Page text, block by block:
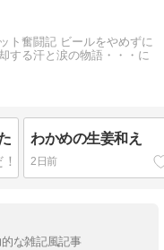
ト奮闘記 ビールをやめずに
する汗と涙の物語・・・に
わかめの生姜和え
2日前
な雑記風記事